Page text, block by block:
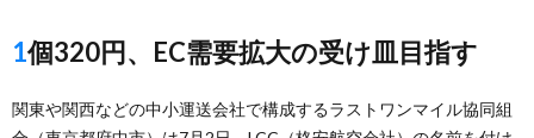
1個320円、EC需要拡⼤の受け⽫⽬指す
関東や関西などの中小運送会社で構成するラストワンマイル協同組